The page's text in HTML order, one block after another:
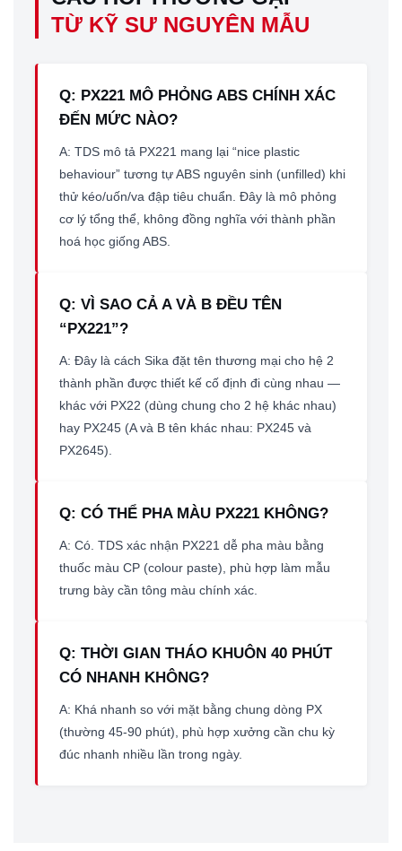
TỪ KỸ SƯ NGUYÊN MẪU
Q: PX221 MÔ PHỎNG ABS CHÍNH XÁC
ĐẾN MỨC NÀO?
A: TDS mô tả PX221 mang lại “nice plastic
behaviour” tương tự ABS nguyên sinh (unfilled) khi
thử kéo/uốn/va đập tiêu chuẩn. Đây là mô phỏng
cơ lý tổng thể, không đồng nghĩa với thành phần
hoá học giống ABS.
Q: VÌ SAO CẢ A VÀ B ĐỀU TÊN
“PX221”?
A: Đây là cách Sika đặt tên thương mại cho hệ 2
thành phần được thiết kế cố định đi cùng nhau —
khác với PX22 (dùng chung cho 2 hệ khác nhau)
hay PX245 (A và B tên khác nhau: PX245 và
PX2645).
Q: CÓ THỂ PHA MÀU PX221 KHÔNG?
A: Có. TDS xác nhận PX221 dễ pha màu bằng
thuốc màu CP (colour paste), phù hợp làm mẫu
trưng bày cần tông màu chính xác.
Q: THỜI GIAN THÁO KHUÔN 40 PHÚT
CÓ NHANH KHÔNG?
A: Khá nhanh so với mặt bằng chung dòng PX
(thường 45-90 phút), phù hợp xưởng cần chu kỳ
đúc nhanh nhiều lần trong ngày.